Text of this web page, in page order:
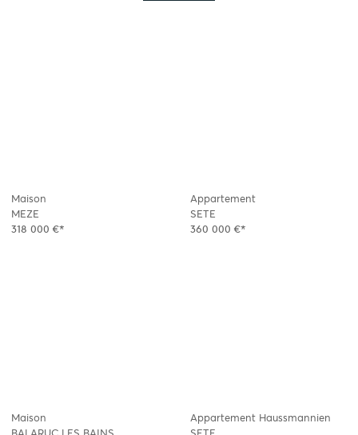
Maison
MEZE
318 000 €*
Appartement
SETE
360 000 €*
Maison
Appartement Haussmannien